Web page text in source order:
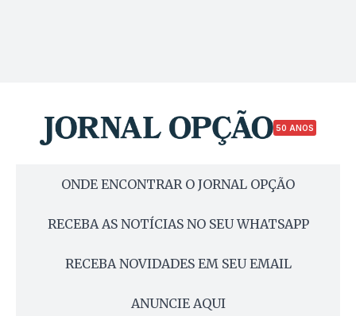
50 ANOS
ONDE ENCONTRAR O JORNAL OPÇÃO
RECEBA AS NOTÍCIAS NO SEU WHATSAPP
RECEBA NOVIDADES EM SEU EMAIL
ANUNCIE AQUI